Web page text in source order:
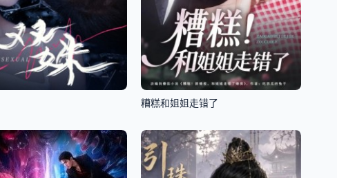
糟糕和姐姐走错了